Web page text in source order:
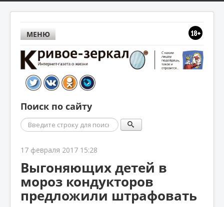
МЕНЮ
Поиск по сайту
Поиск
17 февраля 2017 15:28
Выгоняющих детей в
мороз кондукторов
предложили штрафовать